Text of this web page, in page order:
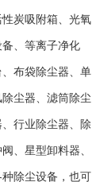
炭吸附箱、光氧
、等离子净化
布袋除尘器、单
尘器、滤筒除尘
行业除尘器、除
、星型卸料器、
除尘设备，也可